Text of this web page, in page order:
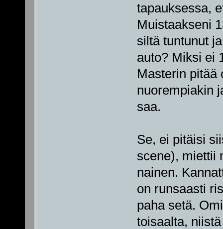
tapauksessa,
Muistaakseni
siltä tuntunut
auto? Miksi ei
Masterin pitää
nuorempiakin
saa.
Se, ei pitäisi
scene), miettii
nainen.
on runsaasti
paha setä.
toisaalta,